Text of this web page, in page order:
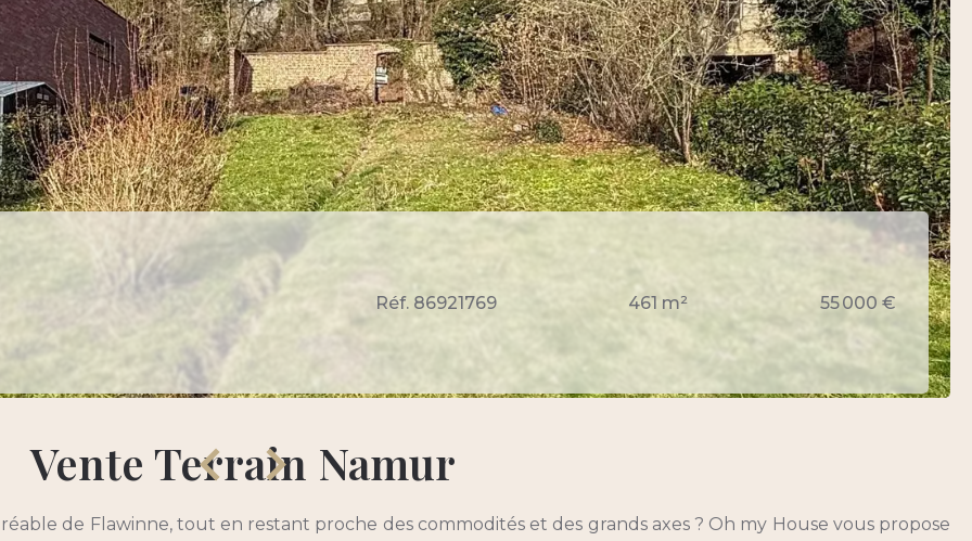
Réf. 86921769 461 m² 55 000 €
Vente Terrain Namur
de Flawinne, tout en restant proche des commodités et des grands axes ? Oh my House vous propose